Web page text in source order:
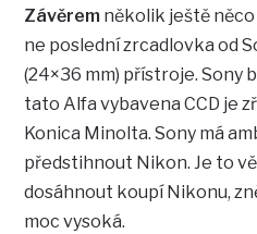
Závěrem několik ještě
ne poslední zrcadlovka od
(24×36 mm) přístroje. Sony
tato Alfa vybavena CCD je
Konica Minolta. Sony má
předstihnout Nikon. Je to
dosáhnout koupí Nikonu,
moc vysoká.